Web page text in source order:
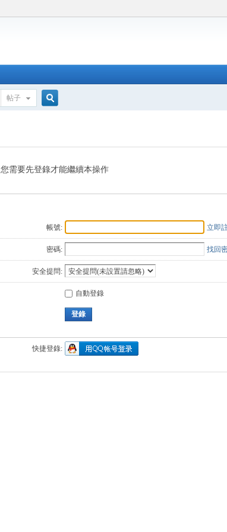
帖子
索
您需要先登錄才能繼續本操作
帳號: 立即
密碼: 找回
安全提問:
自動登錄
登錄
快捷登錄: